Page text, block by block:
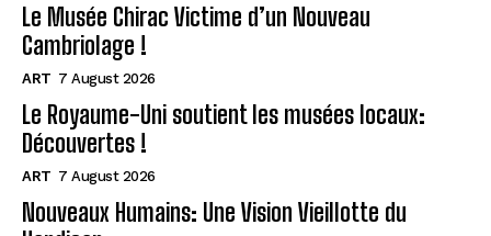
Le Musée Chirac Victime d’un Nouveau
Cambriolage !
ART 7 August 2026
Le Royaume-Uni soutient les musées locaux:
Découvertes !
ART 7 August 2026
Nouveaux Humains: Une Vision Vieillotte du